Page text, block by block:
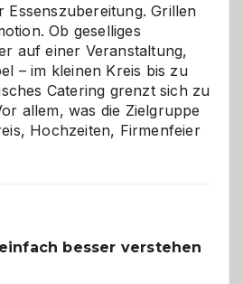
Essenszubereitung. Grillen
Ob geselliges
auf einer Veranstaltung,
– im kleinen Kreis bis zu
Catering grenzt sich zu
allem, was die Zielgruppe
Hochzeiten, Firmenfeier
besser verstehen